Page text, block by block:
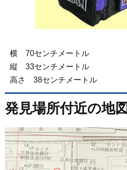
横 70センチメートル
縦 33センチメートル
高さ 38センチメートル
発見場所付近の地図